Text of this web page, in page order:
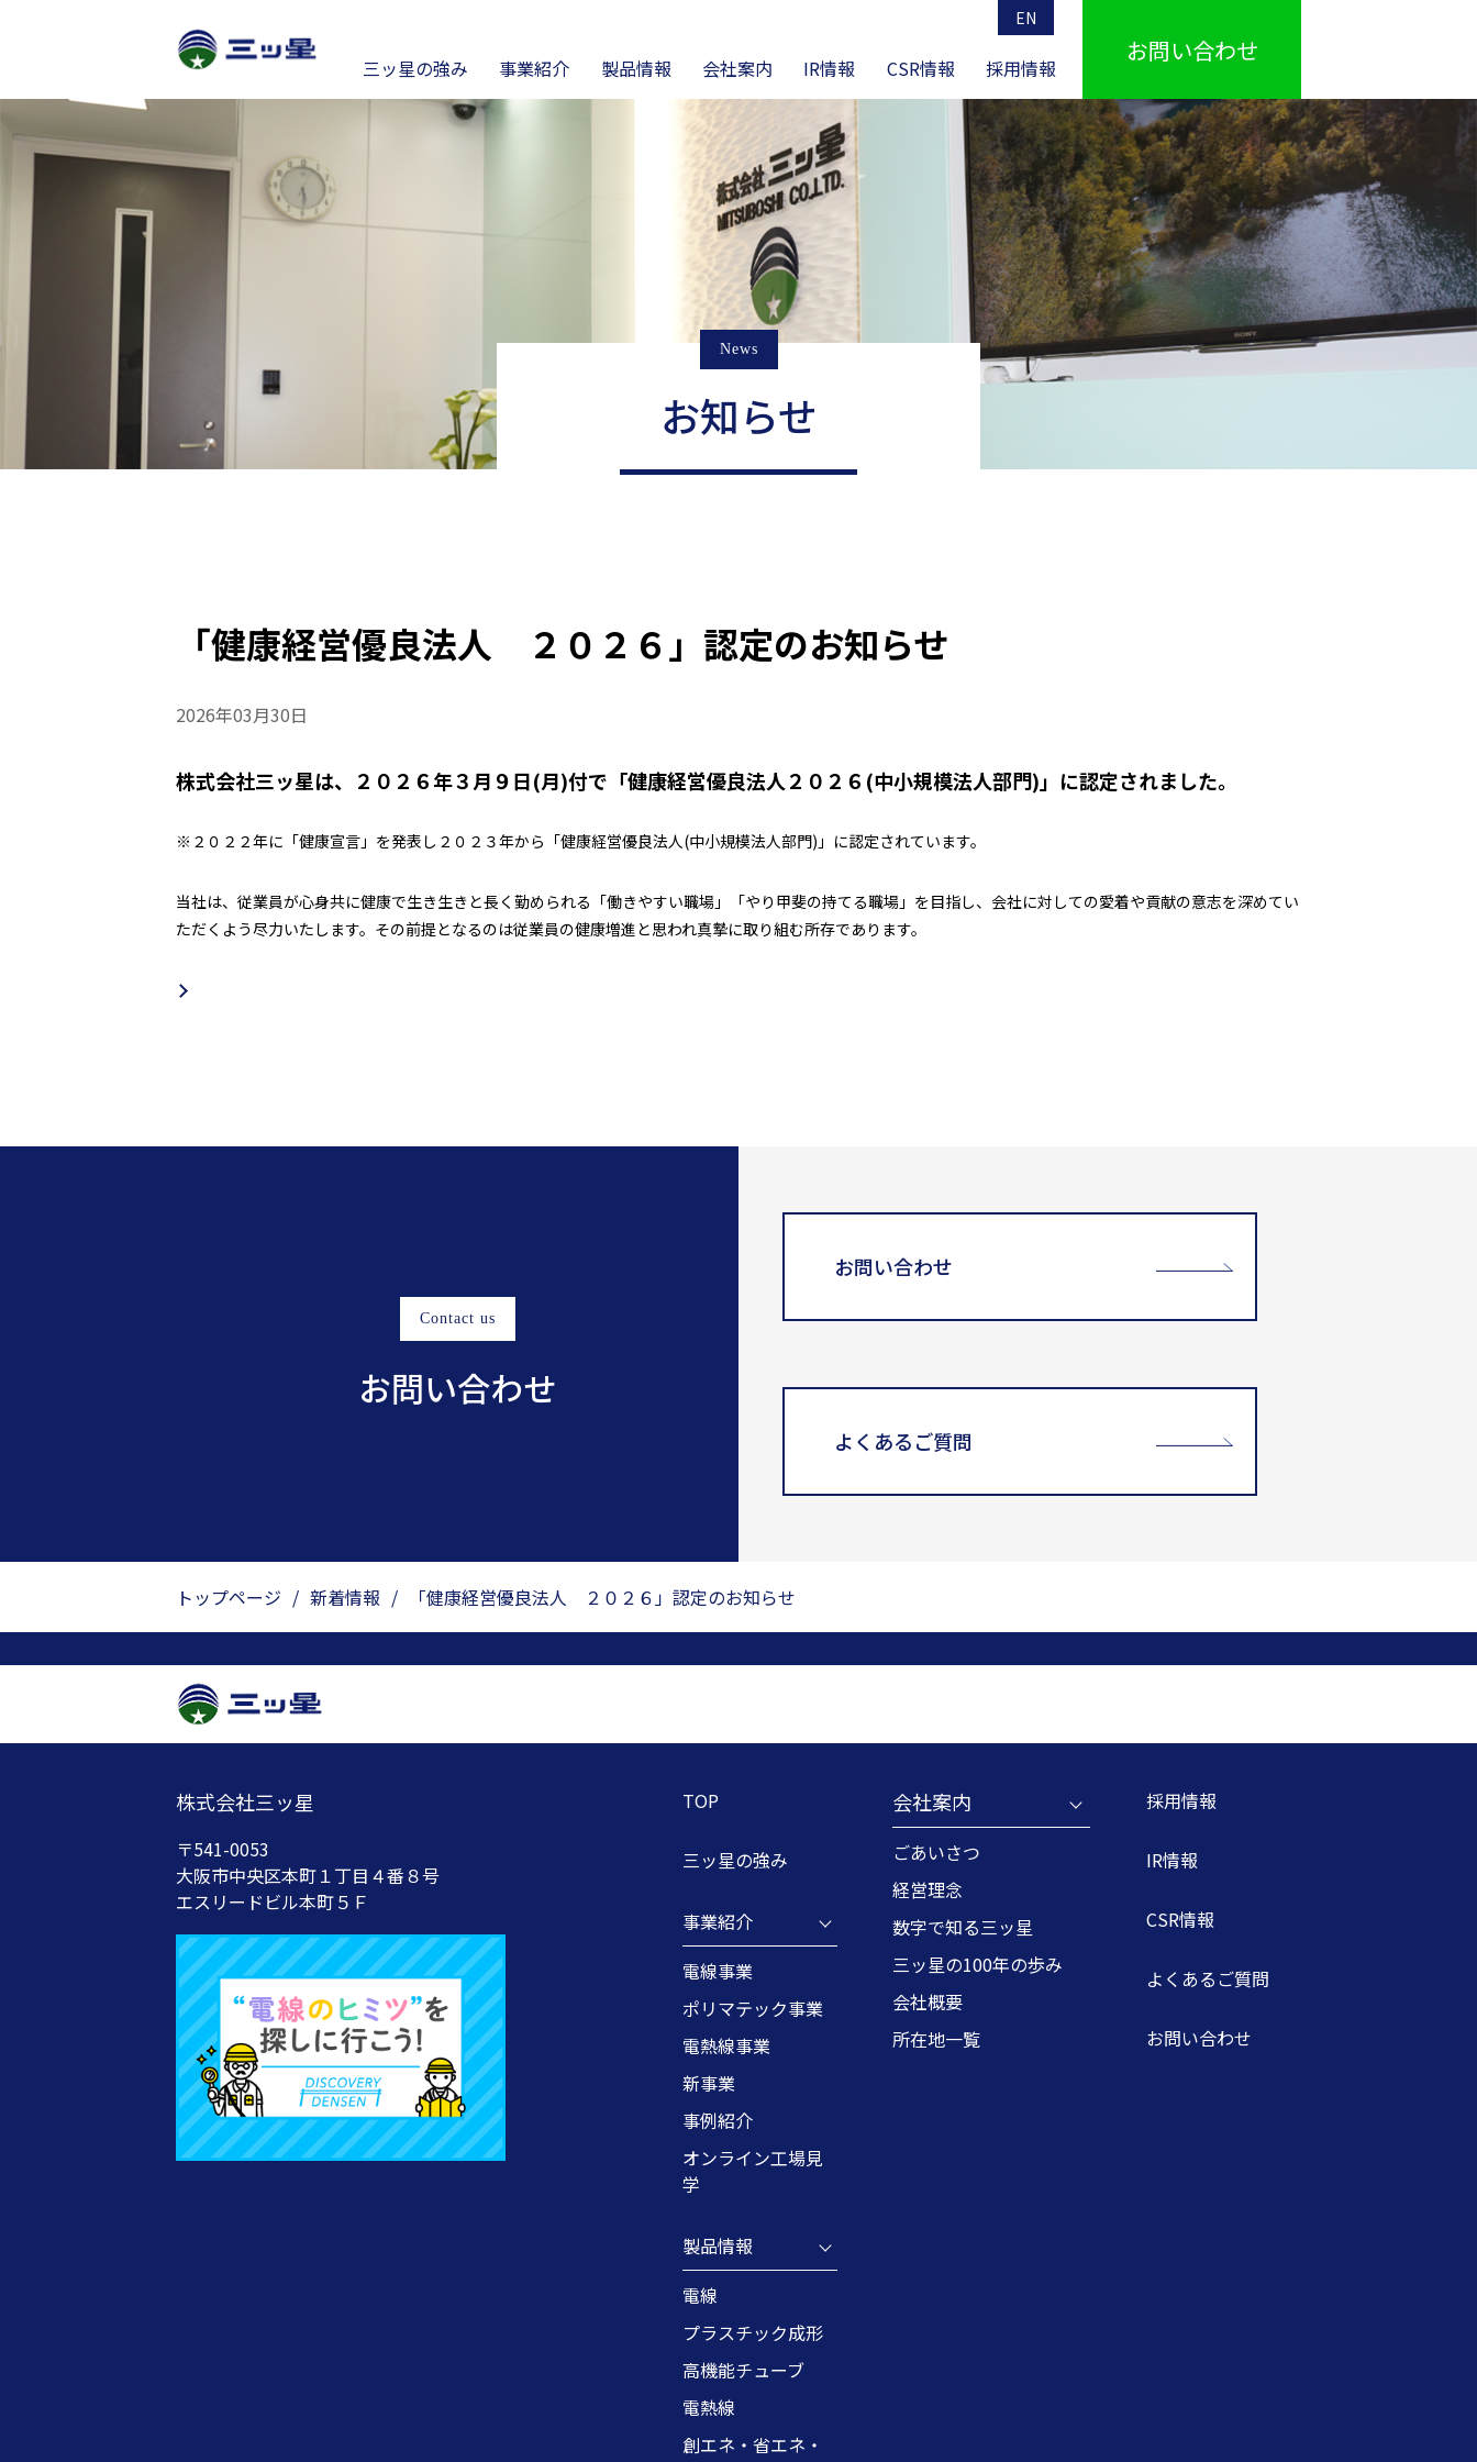
EN
三ッ星の強み 事業紹介
ポリマテック事業 電熱線事業 新事業
事例紹介 オンライン工場見学
製品情報
プラスチック成形 高機能チューブ 電熱線
製品カタログ・仕様・
SDS
技術資料
会社案内
経営理念 会社概要・沿革 所在地一覧・関連会社
IR情報
IR情報TOPへ
IRニュース 財務ハイライト IRライブラリ
CSR情報 採用情報
お問い合わせ
News
お知らせ
「健康経営優良法人 ２０２６」認定のお知らせ
2026年03月30日
株式会社三ッ星は、２０２６年３月９日(月)付で「健康経営優良法人２０２６(中小規模法人部門)」に認定されました。
※２０２２年に「健康宣言」を発表し２０２３年から「健康経営優良法人(中小規模法人部門)」に認定されています。
当社は、従業員が心身共に健康で生き生きと長く勤められる「働きやすい職場」「やり甲斐の持てる職場」を目指し、会社に対しての愛着や貢献の意志を深めてい
ただくよう尽力いたします。その前提となるのは従業員の健康増進と思われ真摯に取り組む所存であります。
Contact us
お問い合わせ
お問い合わせ
よくあるご質問
トップページ / 新着情報 / 「健康経営優良法人 ２０２６」認定のお知らせ
株式会社三ッ星
〒541-0053
大阪市中央区本町１丁目４番８号
エスリードビル本町５Ｆ
TOP
三ッ星の強み
事業紹介
電線事業
ポリマテック事業
電熱線事業
新事業
事例紹介
オンライン工場見
学
製品情報
電線
プラスチック成形
高機能チューブ
電熱線
創エネ・省エネ・
会社案内
ごあいさつ
経営理念
数字で知る三ッ星
三ッ星の100年の歩み
会社概要
所在地一覧
採用情報
IR情報
CSR情報
よくあるご質問
お問い合わせ